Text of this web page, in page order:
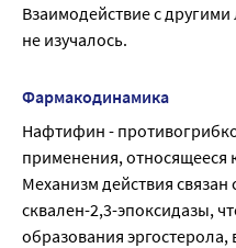
Взаимодействие с
не изучалось.
Фармакодинамика
Нафтифин -
применения, относящееся
Механизм действия
сквален-2,3-эпоксидазы,
образования эргостерола,